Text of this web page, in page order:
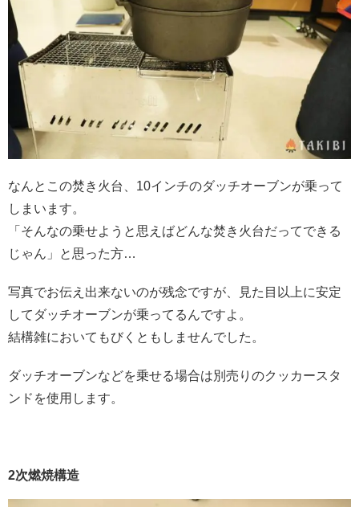
なんとこの焚き火台、10インチのダッチオーブンが乗って
しまいます。
「そんなの乗せようと思えばどんな焚き火台だってできる
じゃん」と思った方…
写真でお伝え出来ないのが残念ですが、見た目以上に安定
してダッチオーブンが乗ってるんですよ。
結構雑においてもびくともしませんでした。
ダッチオーブンなどを乗せる場合は別売りのクッカースタ
ンドを使用します。
2次燃焼構造